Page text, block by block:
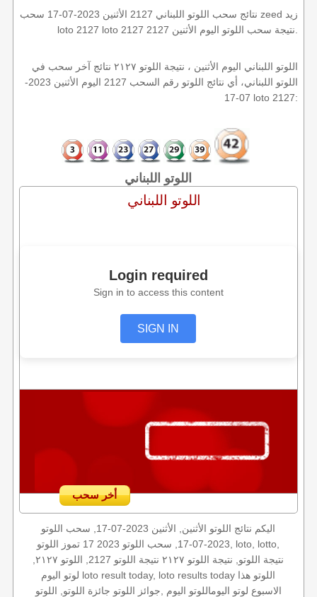
نتائج سحب اللوتو اللبناني 2127 الأثنين 2023-07-17 سحب zeed زيد
اللوتو اللبناني اليوم الأثنين ، نتيجة اللوتو ٢١٢٧ نتائج آخر سحب في
اللوتو اللبناني، أي نتائج اللوتو رقم السحب 2127 اليوم الأثنين 2023-
07-17 loto 2127:
اللوتو اللبناني
اللوتو اللبناني
Login required
Sign in to access this content
SIGN IN
أخر سحب
اليكم نتائج اللوتو الأثنين, الأثنين 2023-07-17, سحب اللوتو
2023-07-17, سحب اللوتو 2023 17 تموز اللوتو, loto, lotto,
نتيجة اللوتو, نتيجة اللوتو ٢١٢٧ نتيجة اللوتو 2127, اللوتو ٢١٢٧,
لوتو اليوم loto result today, loto results today اللوتو هذا
الاسبوع لوتو اليوماللوتو اليوم ,جوائز اللوتو جائزة اللوتو, اللوتو